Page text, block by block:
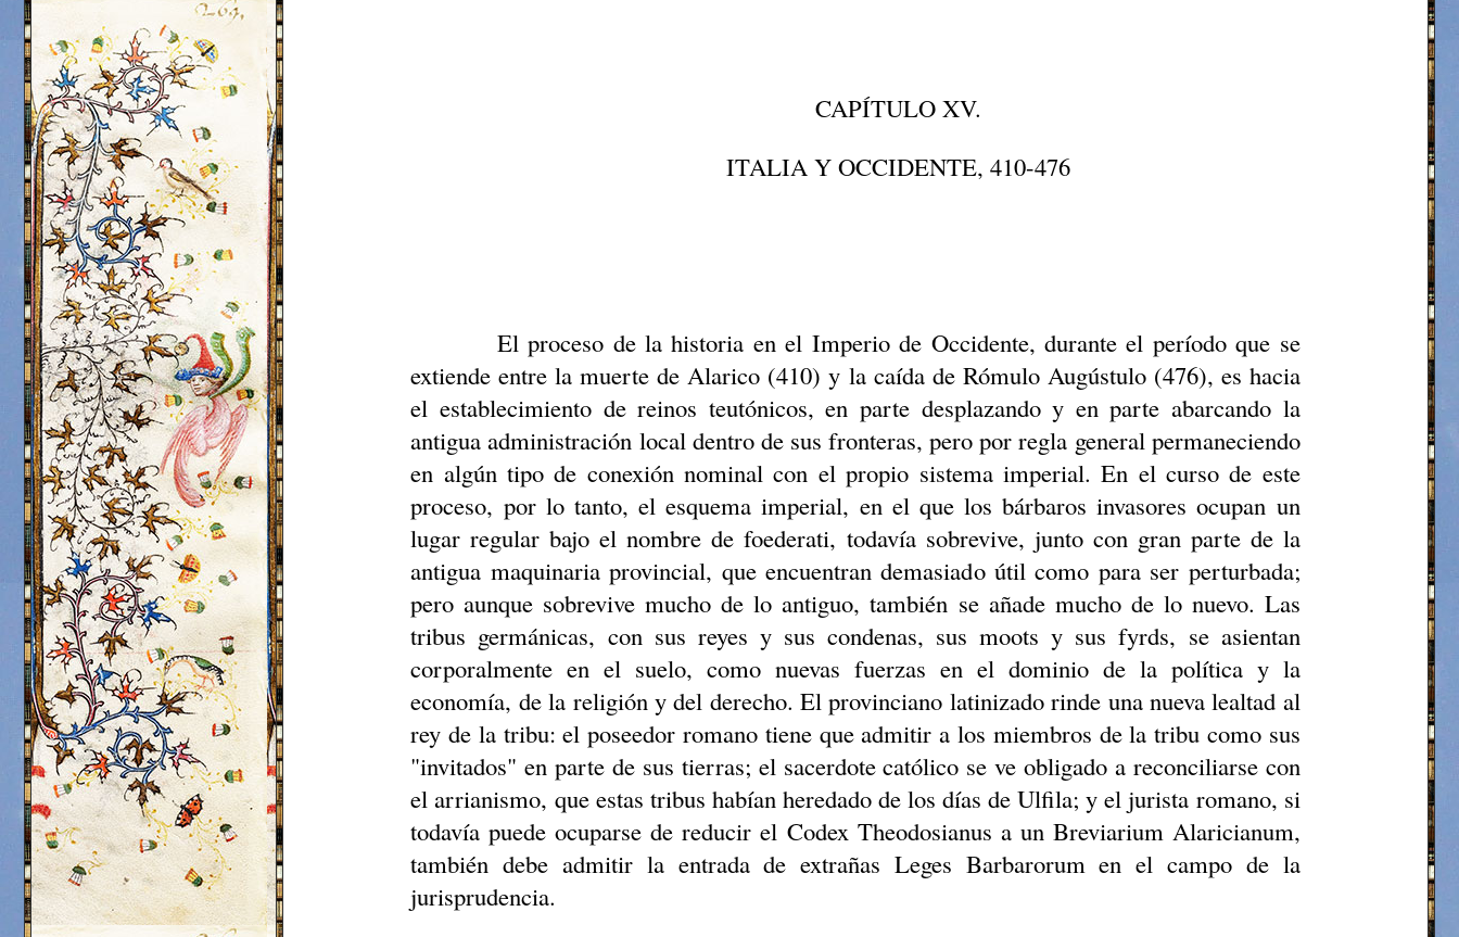
CAPÍTULO XV.
ITALIA Y OCCIDENTE, 410-476
El proceso de la historia en el Imperio de Occidente, durante el período que se
extiende entre la muerte de Alarico (410) y la caída de Rómulo Augústulo (476), es hacia
el establecimiento de reinos teutónicos, en parte desplazando y en parte abarcando la
antigua administración local dentro de sus fronteras, pero por regla general permaneciendo
en algún tipo de conexión nominal con el propio sistema imperial. En el curso de este
proceso, por lo tanto, el esquema imperial, en el que los bárbaros invasores ocupan un
lugar regular bajo el nombre defoederati, todavía sobrevive, junto con gran parte de la
antigua maquinaria provincial, que encuentran demasiado útil como para ser perturbada;
pero aunque sobrevive mucho de lo antiguo, también se añade mucho de lo nuevo. Las
tribus germánicas, con sus reyes y sus condenas, susmoots y susfyrds, se asientan
corporalmente en el suelo, como nuevas fuerzas en el dominio de la política y la
economía, de la religión y del derecho. El provinciano latinizado rinde una nueva lealtad al
rey de la tribu: el poseedor romano tiene que admitir a los miembros de la tribu como sus
"invitados" en parte de sus tierras; el sacerdote católico se ve obligado a reconciliarse con
el arrianismo, que estas tribus habían heredado de los días deUlfila; y el jurista romano, si
todavía puede ocuparse de reducir el Codex Theodosianus a un Breviarium Alaricianum,
también debe admitir la entrada de extrañas Leges Barbarorumen el campo de la
jurisprudencia.